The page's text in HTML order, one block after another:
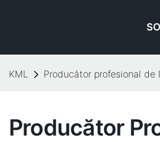
KML Producător profesional
Producător